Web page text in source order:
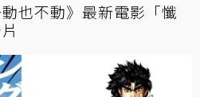
也不動》最新電影「懺